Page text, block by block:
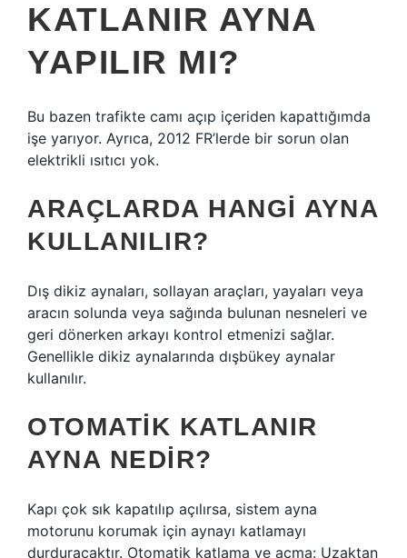
KATLANIR AYNA
YAPILIR MI?
Bu bazen trafikte camı açıp içeriden kapattığımda
işe yarıyor. Ayrıca, 2012 FR’lerde bir sorun olan
elektrikli ısıtıcı yok.
ARAÇLARDA HANGI AYNA
KULLANILIR?
Dış dikiz aynaları, sollayan araçları, yayaları veya
aracın solunda veya sağında bulunan nesneleri ve
geri dönerken arkayı kontrol etmenizi sağlar.
Genellikle dikiz aynalarında dışbükey aynalar
kullanılır.
OTOMATIK KATLANIR
AYNA NEDIR?
Kapı çok sık kapatılıp açılırsa, sistem ayna
motorunu korumak için aynayı katlamayı
durduracaktır. Otomatik katlama ve açma: Uzaktan